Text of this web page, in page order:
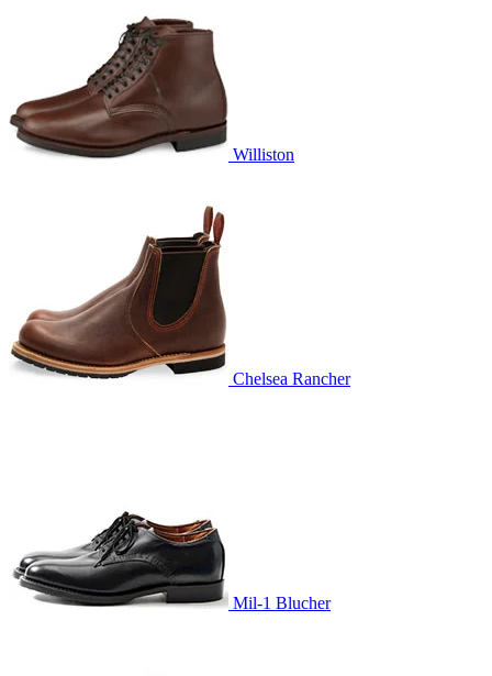
Williston
Chelsea Rancher
Mil-1 Blucher